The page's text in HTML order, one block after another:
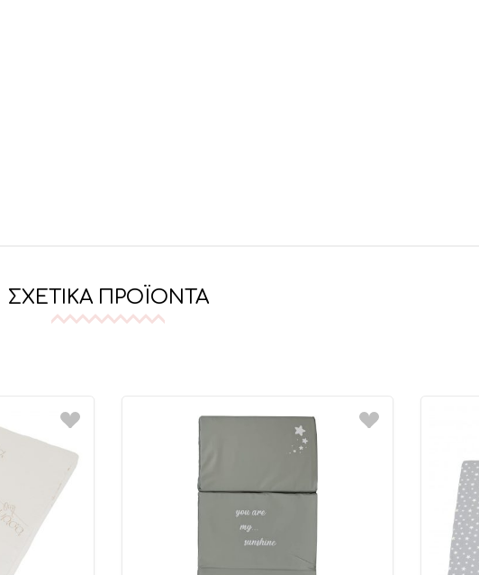
ΣΧΕΤΙΚΆ ΠΡΟΪΌΝΤΑ